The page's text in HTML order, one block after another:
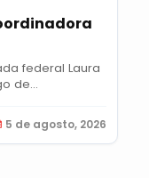
federal Laura
de...
5 de agosto, 2026